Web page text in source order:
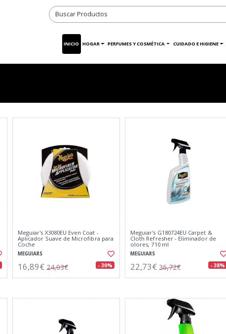
INICIO HOGAR PERFUMES Y COSMÉTICA CUIDADO E HIGIENE
Meguiar's X3080EU Even Coat -
Aplicador Suave de Microfibra para
Coche
MEGUIARS
16,89€ 24,03€ - 30%
Meguiar's G180724EU Carpet &
Cloth Refresher - Eliminador de
olores, 710 ml
MEGUIARS
22,73€ 36,72€ - 38%